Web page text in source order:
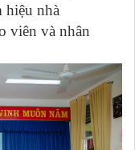
hiệu nhà
viên và nhân